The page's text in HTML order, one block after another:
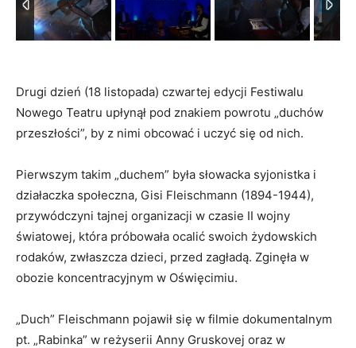
Drugi dzień (18 listopada) czwartej edycji Festiwalu
Nowego Teatru upłynął pod znakiem powrotu „duchów
przeszłości”, by z nimi obcować i uczyć się od nich.
Pierwszym takim „duchem” była słowacka syjonistka i
działaczka społeczna, Gisi Fleischmann (1894-1944),
przywódczyni tajnej organizacji w czasie II wojny
światowej, która próbowała ocalić swoich żydowskich
rodaków, zwłaszcza dzieci, przed zagładą. Zginęła w
obozie koncentracyjnym w Oświęcimiu.
„Duch” Fleischmann pojawił się w filmie dokumentalnym
pt. „Rabinka” w reżyserii Anny Gruskovej oraz w